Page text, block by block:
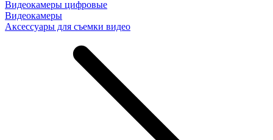
Видеокамеры цифровые
Видеокамеры
Аксессуары для съемки видео